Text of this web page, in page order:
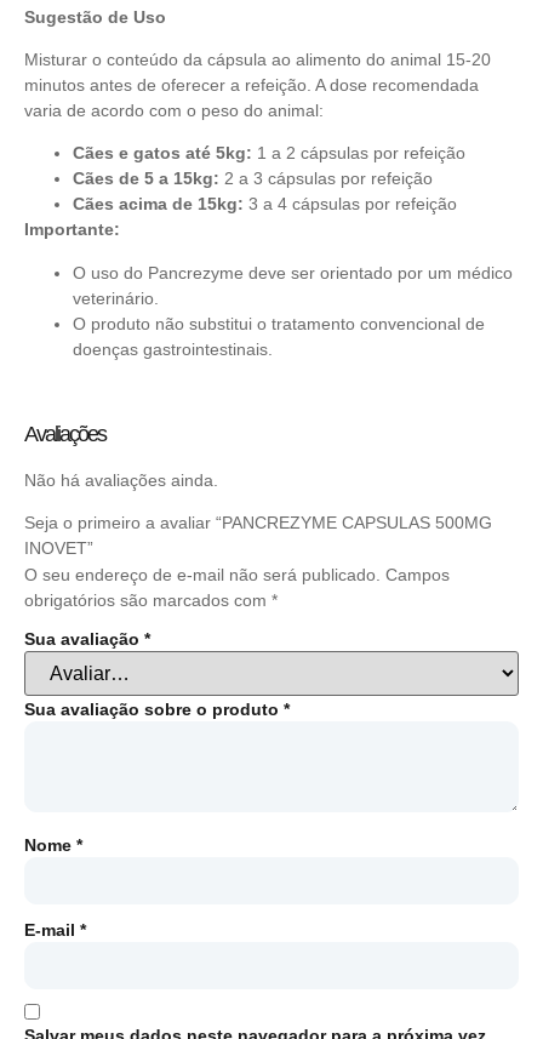
Sugestão de Uso
Misturar o conteúdo da cápsula ao alimento do animal 15-20
minutos antes de oferecer a refeição. A dose recomendada
varia de acordo com o peso do animal:
Cães e gatos até 5kg: 1 a 2 cápsulas por refeição
Cães de 5 a 15kg: 2 a 3 cápsulas por refeição
Cães acima de 15kg: 3 a 4 cápsulas por refeição
Importante:
O uso do Pancrezyme deve ser orientado por um médico
veterinário.
O produto não substitui o tratamento convencional de
doenças gastrointestinais.
Avaliações
Não há avaliações ainda.
Seja o primeiro a avaliar “PANCREZYME CAPSULAS 500MG
INOVET”
O seu endereço de e-mail não será publicado. Campos
obrigatórios são marcados com *
Sua avaliação *
Sua avaliação sobre o produto *
Nome *
E-mail *